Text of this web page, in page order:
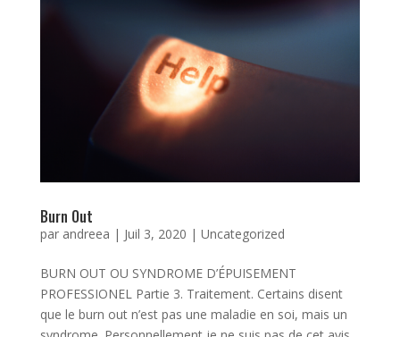
Burn Out
par andreea | Juil 3, 2020 | Uncategorized
BURN OUT OU SYNDROME D’ÉPUISEMENT
PROFESSIONEL Partie 3. Traitement. Certains disent
que le burn out n’est pas une maladie en soi, mais un